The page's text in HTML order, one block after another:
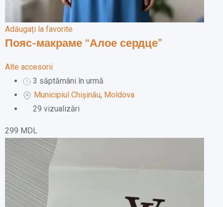
Adăugați la favorite
Пояс-макраме “Алое сердце”
Alte accesorii
3 săptămâni în urmă
Municipiul Chișinău, Moldova
29 vizualizări
299 MDL